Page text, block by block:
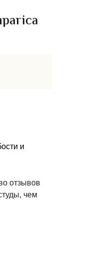
и
отзывов
чем